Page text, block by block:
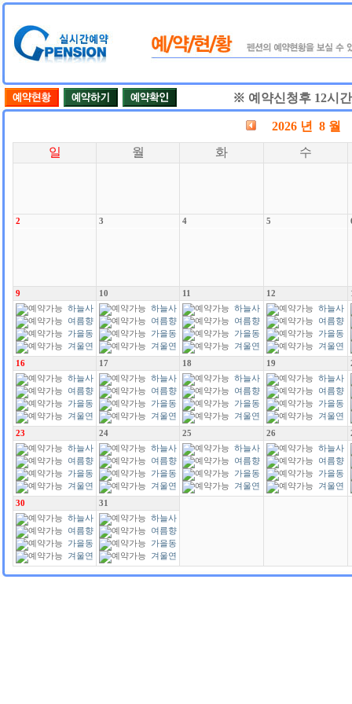
※ 예약신청후 12시
2026 년 8 월
일
월 화 수
2 3 4 5
9
하늘사
랑
여름향
기
가을동
화
겨울연
가
10
하늘사
랑
여름향
기
가을동
화
겨울연
가
11
하늘사
랑
여름향
기
가을동
화
겨울연
가
12
하늘사
랑
여름향
기
가을동
화
겨울연
가
16
하늘사
랑
여름향
기
가을동
화
겨울연
가
17
하늘사
랑
여름향
기
가을동
화
겨울연
가
18
하늘사
랑
여름향
기
가을동
화
겨울연
가
19
하늘사
랑
여름향
기
가을동
화
겨울연
가
23
하늘사
랑
여름향
기
가을동
화
겨울연
가
24
하늘사
랑
여름향
기
가을동
화
겨울연
가
25
하늘사
랑
여름향
기
가을동
화
겨울연
가
26
하늘사
랑
여름향
기
가을동
화
겨울연
가
30
하늘사
랑
여름향
기
가을동
화
겨울연
가
31
하늘사
랑
여름향
기
가을동
화
겨울연
가